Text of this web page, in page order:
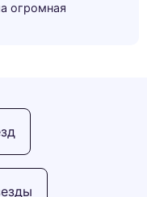
огромная